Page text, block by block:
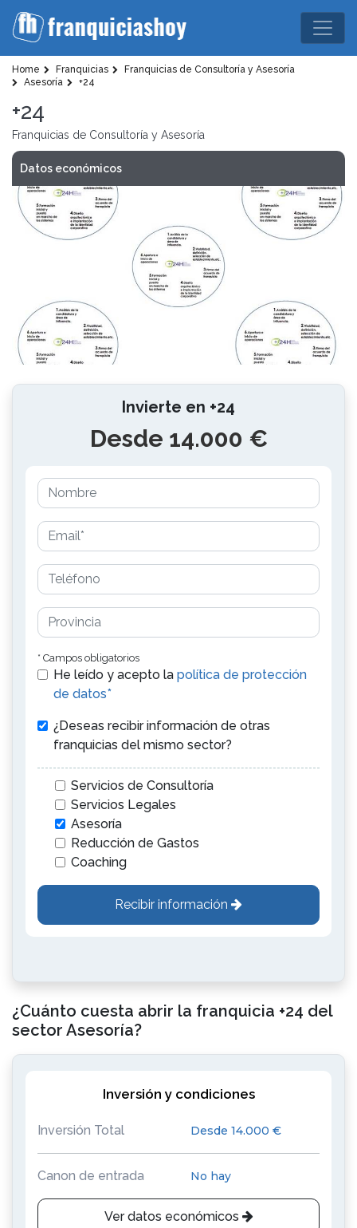
Home Franquicias
Franquicias de Consultoría y Asesoría
Asesoría
+24
+24
Franquicias de Consultoría y Asesoría
Datos económicos
Invierte en +24
Desde 14.000 €
* Campos obligatorios
He leído y acepto la política de protección
de datos*
¿Deseas recibir información de otras
franquicias del mismo sector?
Servicios de Consultoría
Servicios Legales
Asesoría
Reducción de Gastos
Coaching
Recibir información
¿Cuánto cuesta abrir la franquicia +24 del
sector Asesoría?
Inversión y condiciones
Inversión Total Desde 14.000 €
Canon de entrada No hay
Ver datos económicos